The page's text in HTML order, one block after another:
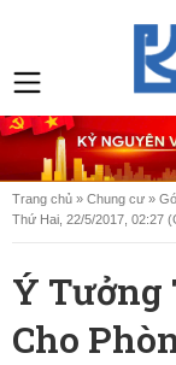
Trang chủ » Chung cư »
Thứ Hai, 22/5/2017, 02:27
Ý Tưởng
Cho